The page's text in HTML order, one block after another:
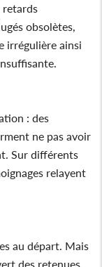
retards
obsolètes,
irrégulière ainsi
: des
ne pas avoir
Sur différents
relayent
au départ. Mais
des retenues